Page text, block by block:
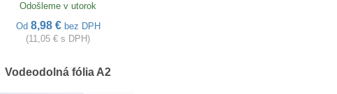
Odošleme v utorok
Od 8,98 € bez DPH
(11,05 € s DPH)
Vodeodolná fólia A2